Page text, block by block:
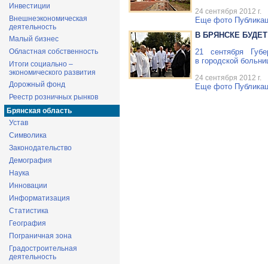
Инвестиции
Внешнеэкономическая
деятельность
Малый бизнес
Областная собственность
Итоги социально –
экономического развития
Дорожный фонд
Реестр розничных рынков
Брянская область
Устав
Символика
Законодательство
Демография
Наука
Инновации
Информатизация
Статистика
География
Пограничная зона
Градостроительная
деятельность
24 сентября 2012 г.
Еще фото
В БРЯНСКЕ
21 сентября
в городской
24 сентября 2012 г.
Еще фото